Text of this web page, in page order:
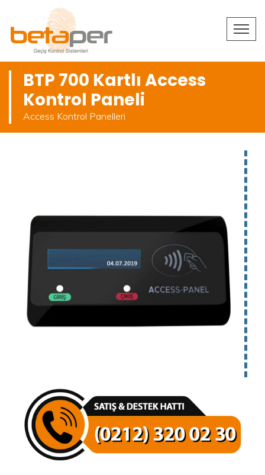
BTP 700 Kartlı Access
Kontrol Paneli
Access Kontrol Panelleri